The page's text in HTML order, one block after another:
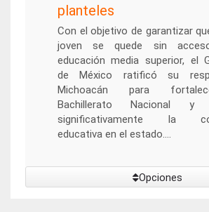
planteles
Con el objetivo de garantizar
joven se quede sin
educación media superior, el
de México ratificó su
Michoacán para
Bachillerato Nacional y
significativamente la
educativa en el estado....
Opciones